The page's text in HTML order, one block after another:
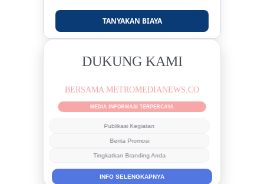
TANYAKAN BIAYA
DUKUNG KAMI
BERSAMA METROMEDIANEWS.CO
MEDIA INFORMASI TERPERCAYA
Publikasi Kegiatan
Berita Promosi
Tingkatkan Branding Anda
INFO SELENGKAPNYA